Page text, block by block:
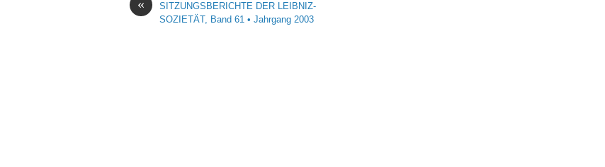
«
SITZUNGSBERICHTE DER LEIBNIZ-
SOZIETÄT, Band 61 • Jahrgang 2003